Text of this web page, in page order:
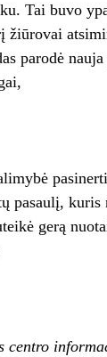
Tai buvo
žiūrovai
parodė
pasaulį,
gerą
centro